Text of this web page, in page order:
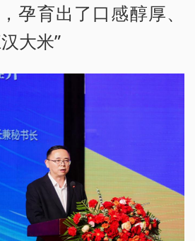
孕育出了口感醇厚、
大米”